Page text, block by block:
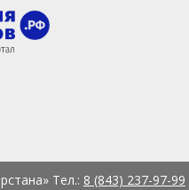
Тел.: 8 (843) 237-97-99